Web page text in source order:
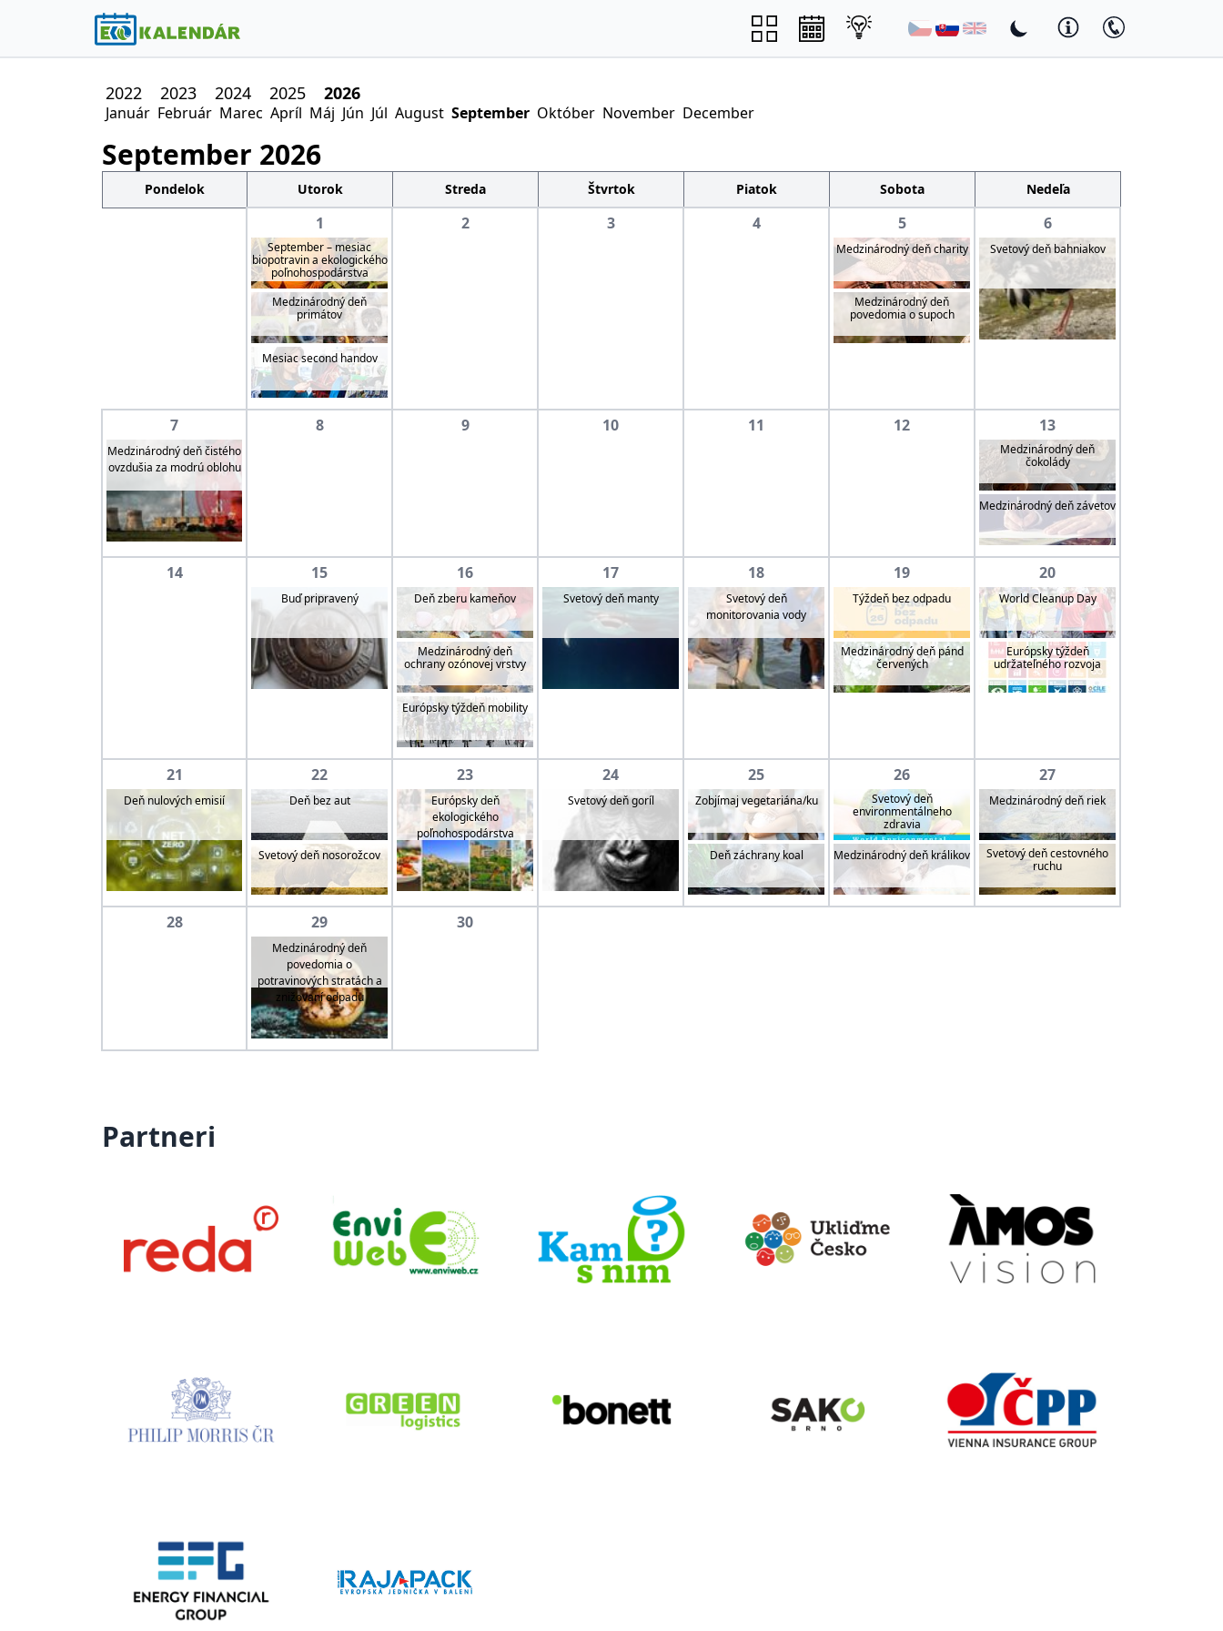
2022 2023 2024 2025 2026
Január Február Marec Apríl Máj Jún Júl August September Október November December
September 2026
Pondelok Utorok Streda Štvrtok Piatok Sobota Nedeľa
1
September – mesiac
biopotravin a ekologického
poľnohospodárstva
Medzinárodný deň
primátov
Mesiac second handov
2 3 4 5
Medzinárodný deň charity
Medzinárodný deň
povedomia o supoch
6
Svetový deň bahniakov
7
Medzinárodný deň čistého
ovzdušia za modrú oblohu
8 9 10 11 12 13
Medzinárodný deň
čokolády
Medzinárodný deň závetov
14 15
Buď pripravený
16
Deň zberu kameňov
Medzinárodný deň
ochrany ozónovej vrstvy
Európsky týždeň mobility
17
Svetový deň manty
18
Svetový deň
monitorovania vody
19
Týždeň bez odpadu
Medzinárodný deň pánd
červených
20
World Cleanup Day
Európsky týždeň
udržateľného rozvoja
21
Deň nulových emisií
22
Deň bez aut
Svetový deň nosorožcov
23
Európsky deň
ekologického
poľnohospodárstva
24
Svetový deň goríl
25
Zobjímaj vegetariána/ku
Deň záchrany koal
26
Svetový deň
environmentálneho
zdravia
Medzinárodný deň králikov
27
Medzinárodný deň riek
Svetový deň cestovného
ruchu
28 29
Medzinárodný deň
povedomia o
potravinových stratách a
znižovaní odpadu
30
Partneri